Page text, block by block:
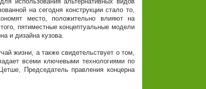
на сегодня конструкции стало то,
место, положительно влияют на
пятиместные концептуальные модели
и дизайна кузова.
жизни, а также свидетельствует о том,
всеми ключевыми технологиями по
Председатель правления концерна